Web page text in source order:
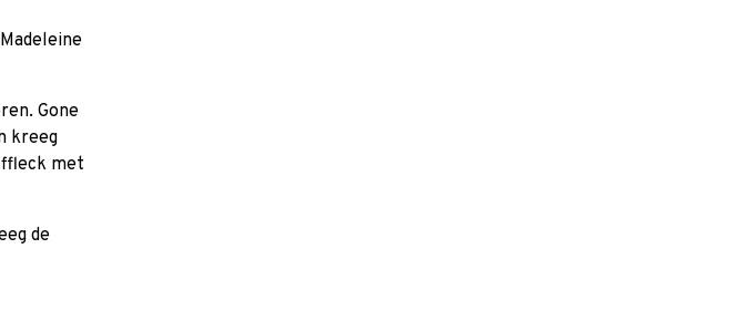
Gone
kreeg
met
de